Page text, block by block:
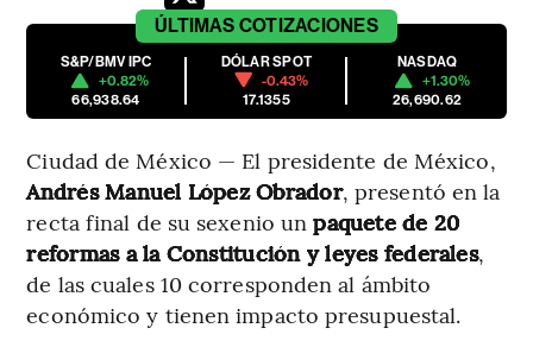
ÚLTIMAS COTIZACIONES
S&P/BMV IPC
+0.82%
66,938.64
DÓLAR SPOT
-0.43%
17.1355
NASDAQ
+1.30%
26,690.62
Ciudad de México — El presidente de México,
Andrés Manuel López Obrador, presentó en la
recta final de su sexenio unpaquete de 20
reformas a la Constitución y leyes federales,
de las cuales 10 corresponden al ámbito
económico y tienen impacto presupuestal.